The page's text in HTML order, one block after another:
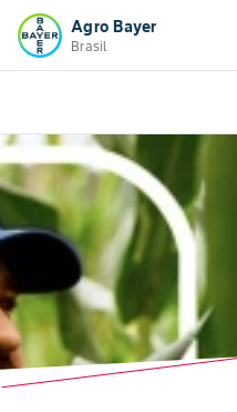
Agro Bayer
Brasil